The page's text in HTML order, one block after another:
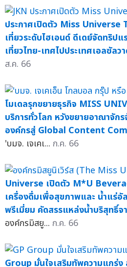
ประกาศเปิดตัว Miss Universe
เที่ยวระดับไฮเอนด์ ดีเดย์จัดทริป
เที่ยวไทย-เทศไปประเทศเอลซัลว
ส.ค. 66
โมเดลรุกขยายธุรกิจ MISS
บริการทั่วโลก หวังขยายอาณาจัก
องค์กรสู่ Global Content
'บมจ. เจเคเ... ก.ค. 66
Universe เปิดตัว M*U
เครื่องดื่มเพื่อสุขภาพและ น้ำแร่อั
พรีเมี่ยม คัดสรรแหล่งน้ำบริสุทธิ์จ
องค์กรมิสยู... ก.ค. 66
Group มั่นใจเสริมทัพความแกร่ง